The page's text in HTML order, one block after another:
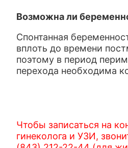
Возможна ли
Спонтанная
вплоть до времени
поэтому в период
перехода необходима
Чтобы записаться на
гинеколога и УЗИ,